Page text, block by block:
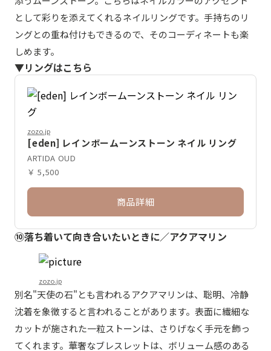
として彩りを添えてくれるネイルリングです。手持ちのリ
ングとの重ね付けもできるので、そのコーディネートも楽
しめます。
▼リングはこちら
zozo.jp
[eden] レインボームーンストーン ネイル リング
ARTIDA OUD
￥ 5,500
商品詳細
⑩落ち着いて向き合いたいときに／アクアマリン
zozo.jp
別名"天使の石"とも言われるアクアマリンは、聡明、冷静
沈着を象徴すると言われることがあります。表面に繊細な
カットが施された一粒ストーンは、さりげなく手元を飾っ
てくれます。華奢なブレスレットは、ボリューム感のある